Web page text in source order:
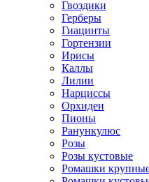
Гвоздики
Герберы
Гиацинты
Гортензии
Ирисы
Каллы
Лилии
Нарциссы
Орхидеи
Пионы
Ранункулюс
Розы
Розы кустовые
Ромашки